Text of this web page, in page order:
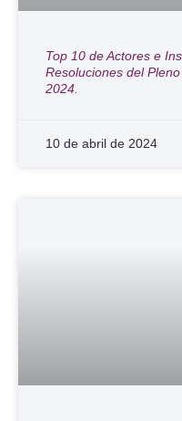
Top 10 de Actores e
Resoluciones del
2024.
10 de abril de 2024